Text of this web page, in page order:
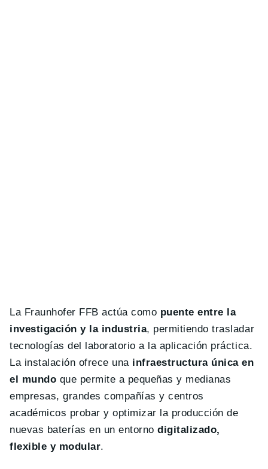
La Fraunhofer FFB actúa como puente entre la
investigación y la industria, permitiendo trasladar
tecnologías del laboratorio a la aplicación práctica.
La instalación ofrece una infraestructura única en
el mundo que permite a pequeñas y medianas
empresas, grandes compañías y centros
académicos probar y optimizar la producción de
nuevas baterías en un entornodigitalizado,
flexible y modular.